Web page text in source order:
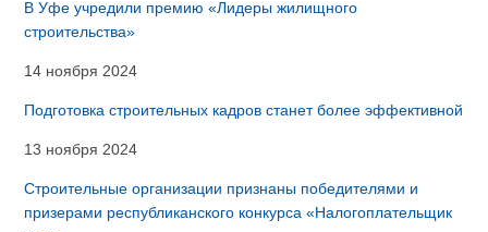
В Уфе учредили премию «Лидеры жилищного
строительства»
14 ноября 2024
Подготовка строительных кадров станет более эффективной
13 ноября 2024
Строительные организации признаны победителями и
призерами республиканского конкурса «Налогоплательщик